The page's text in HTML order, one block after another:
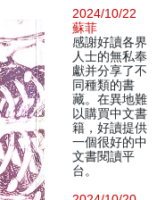
2024/10/22
蘇菲
感謝好讀各界
人士的無私奉
獻并分享了不
同種類的書
藏。在異地難
以購買中文書
籍，好讀提供
一個很好的中
文書閱讀平
台。